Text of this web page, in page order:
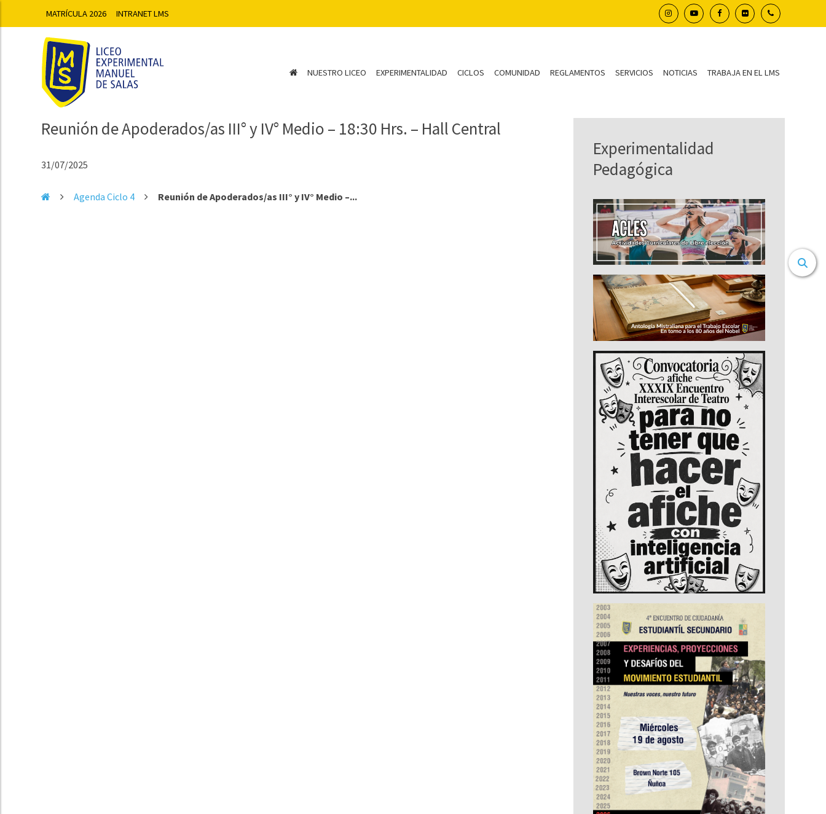
MATRÍCULA 2026 INTRANET LMS
NUESTRO LICEO EXPERIMENTALIDAD CICLOS COMUNIDAD REGLAMENTOS SERVICIOS NOTICIAS TRABAJA EN EL LMS
Reunión de Apoderados/as III° y IV° Medio – 18:30 Hrs. – Hall Central
31/07/2025
Agenda Ciclo 4 Reunión de Apoderados/as III° y IV° Medio –...
Experimentalidad
Pedagógica